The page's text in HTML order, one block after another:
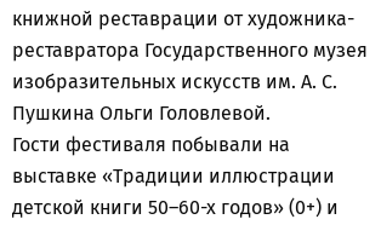
книжной реставрации от художника-
реставратора Государственного музея
изобразительных искусств им. А. С.
Пушкина Ольги Головлевой.
Гости фестиваля побывали на
выставке «Традиции иллюстрации
детской книги 50–60-х годов» (0+) и